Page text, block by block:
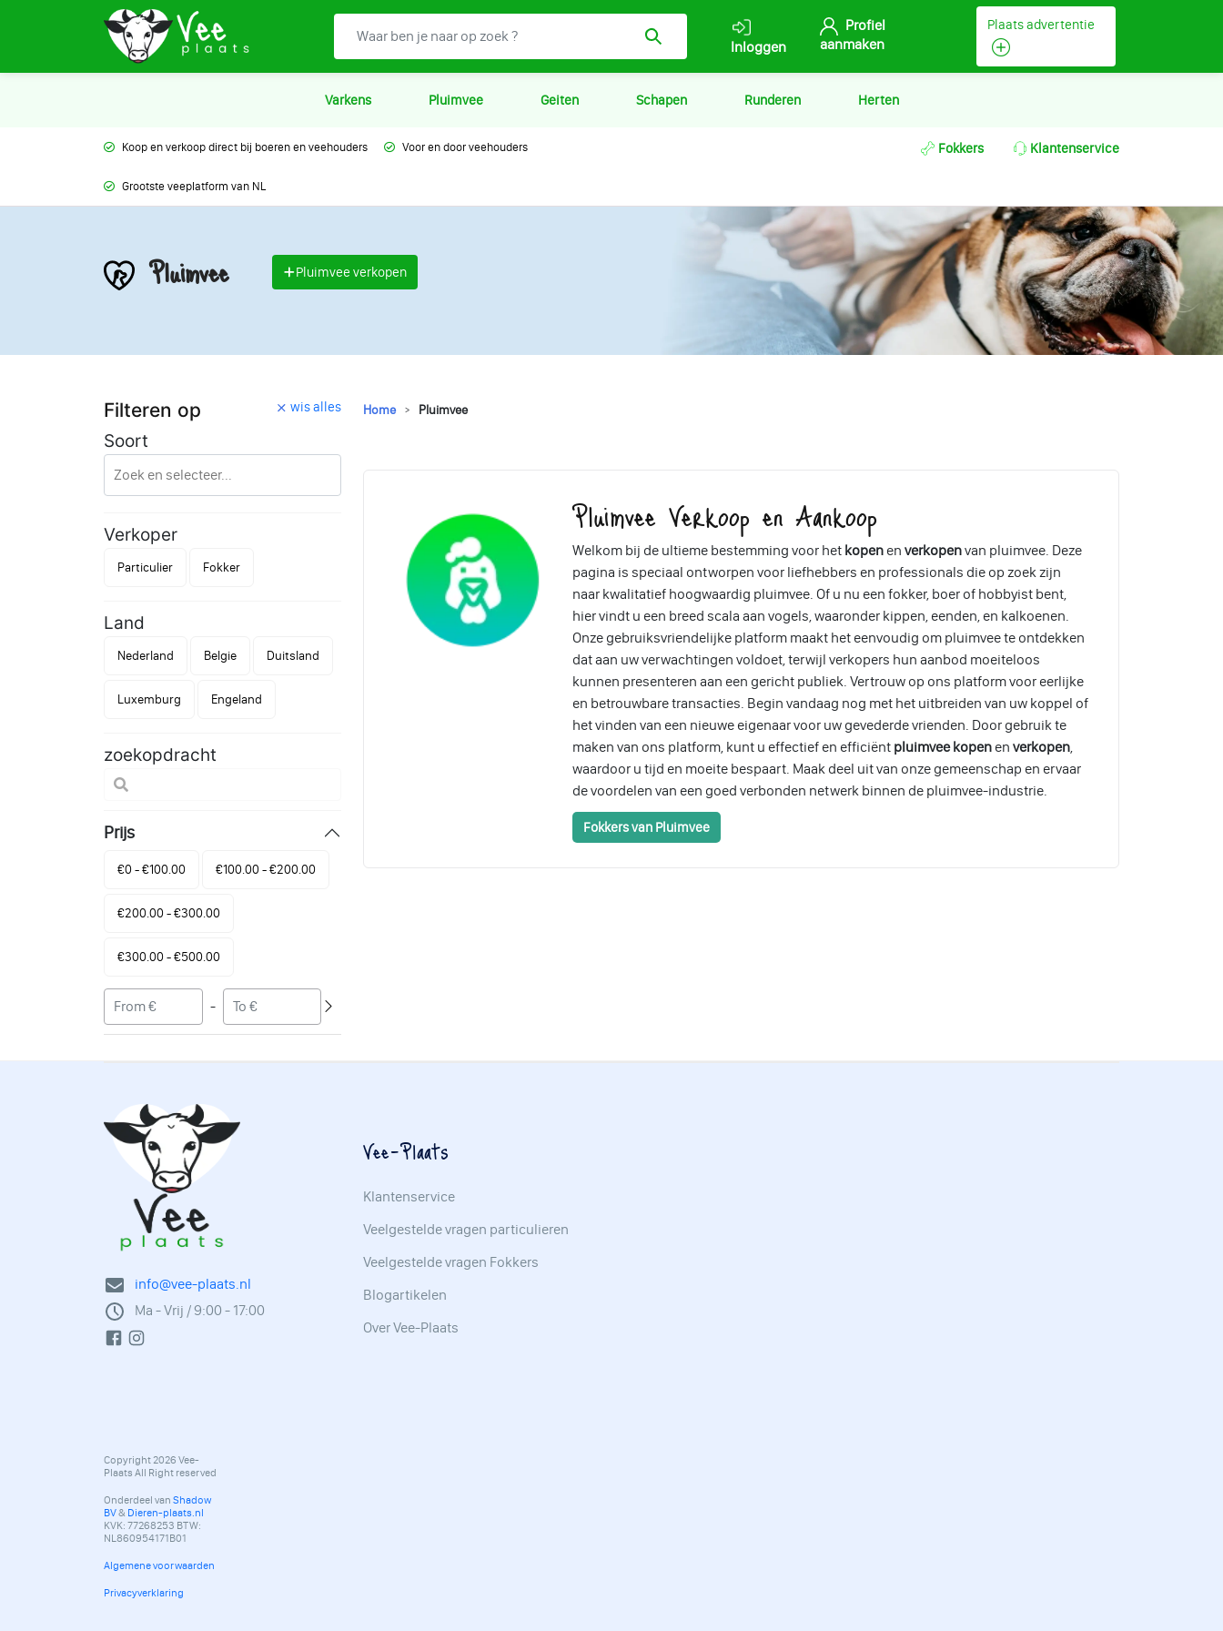
Inloggen
Profiel
aanmaken
Plaats advertentie
Varkens Pluimvee Geiten Schapen Runderen Herten
Koop en verkoop direct bij boeren en veehouders Voor en door veehouders
Grootste veeplatform van NL
Fokkers Klantenservice
Pluimvee Pluimvee verkopen
Filteren op wis alles
Soort
Verkoper
Particulier Fokker
Land
Nederland Belgie Duitsland
Luxemburg Engeland
zoekopdracht
Prijs
€0 - €100.00 €100.00 - €200.00
€200.00 - €300.00
€300.00 - €500.00
-
Home Pluimvee
Pluimvee Verkoop en Aankoop
Welkom bij de ultieme bestemming voor het kopen enverkopenvan pluimvee. Deze
pagina is speciaal ontworpen voor liefhebbers en professionals die op zoek zijn
naar kwalitatief hoogwaardig pluimvee. Of u nu een fokker, boer of hobbyist bent,
hier vindt u een breed scala aan vogels, waaronder kippen, eenden, en kalkoenen.
Onze gebruiksvriendelijke platform maakt het eenvoudig om pluimvee te ontdekken
dat aan uw verwachtingen voldoet, terwijl verkopers hun aanbod moeiteloos
kunnen presenteren aan een gericht publiek. Vertrouw op ons platform voor eerlijke
en betrouwbare transacties. Begin vandaag nog met het uitbreiden van uw koppel of
het vinden van een nieuwe eigenaar voor uw gevederde vrienden. Door gebruik te
maken van ons platform, kunt u effectief en efficiënt pluimvee kopen enverkopen,
waardoor u tijd en moeite bespaart. Maak deel uit van onze gemeenschap en ervaar
de voordelen van een goed verbonden netwerk binnen de pluimvee-industrie.
Fokkers van Pluimvee
info@vee-plaats.nl
Ma - Vrij / 9:00 - 17:00
Copyright 2026 Vee-
Plaats All Right reserved
Onderdeel van Shadow
BV& Dieren-plaats.nl
KVK: 77268253 BTW:
NL860954171B01
Algemene voorwaarden
Privacyverklaring
Vee-Plaats
Klantenservice
Veelgestelde vragen particulieren
Veelgestelde vragen Fokkers
Blogartikelen
Over Vee-Plaats